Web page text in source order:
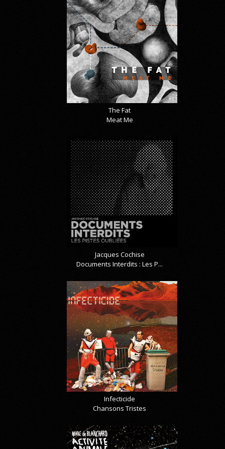
The Fat
Meat Me
Jacques Cochise
Documents Interdits : Les P...
Infecticide
Chansons Tristes